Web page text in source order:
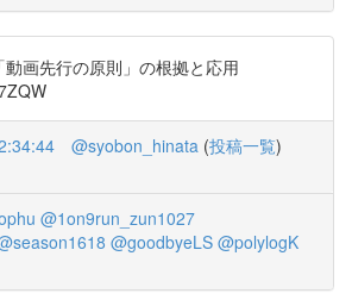
画先行の原則」の根拠と応用
@syobon_hinata (投稿一覧)
@1on9run_zun1027
@goodbyeLS @polylogK